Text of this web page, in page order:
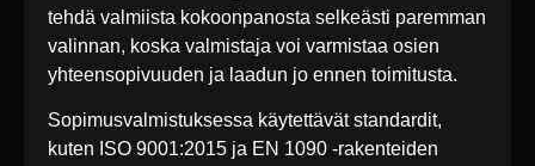
tehdä valmiista kokoonpanosta selkeästi paremman
valinnan, koska valmistaja voi varmistaa osien
yhteensopivuuden ja laadun jo ennen toimitusta.
Sopimusvalmistuksessa käytettävät standardit,
kuten ISO 9001:2015 ja EN 1090 -rakenteiden